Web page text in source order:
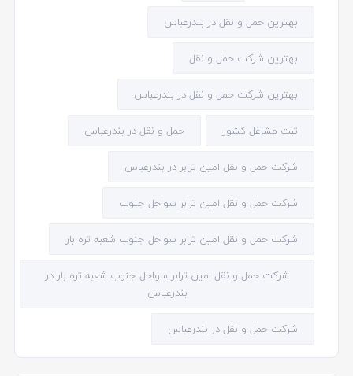
بهترین حمل و نقل در بندرعباس
بهترین شرکت حمل و نقل
بهترین شرکت حمل و نقل در بندرعباس
ثبت مشاغل کشور حمل و نقل در بندرعباس
شرکت حمل و نقل امین ترابر در بندرعباس
شرکت حمل و نقل امین ترابر سواحل جنوب
شرکت حمل و نقل امین ترابر سواحل جنوب شعبه تره بار
شرکت حمل و نقل امین ترابر سواحل جنوب شعبه تره بار در
بندرعباس
شرکت حمل و نقل در بندرعباس